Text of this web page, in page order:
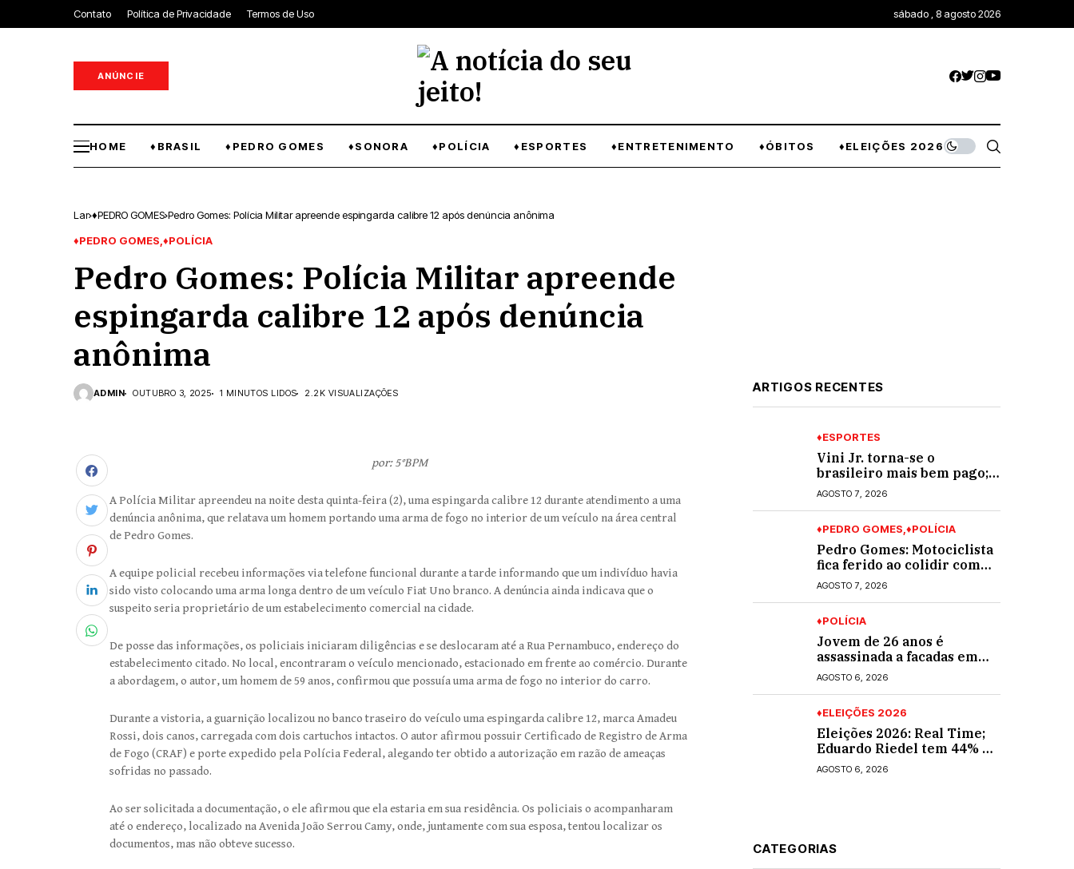
Contato Política de Privacidade Termos de Uso sábado , 8 agosto 2026
ANÚNCIE
HOME ♦BRASIL ♦PEDRO GOMES ♦SONORA ♦POLÍCIA ♦ESPORTES ♦ENTRETENIMENTO ♦ÓBITOS ♦ELEIÇÕES 2026
Lar ♦PEDRO GOMES Pedro Gomes: Polícia Militar apreende espingarda calibre 12 após denúncia anônima
♦PEDRO GOMES ♦POLÍCIA
Pedro Gomes: Polícia Militar apreende
espingarda calibre 12 após denúncia
anônima
ADMIN OUTUBRO 3, 2025 1 MINUTOS LIDOS 2.2K VISUALIZAÇÕES
por: 5°BPM
A Polícia Militar apreendeu na noite desta quinta-feira (2), uma espingarda calibre 12 durante atendimento a uma
denúncia anônima, que relatava um homem portando uma arma de fogo no interior de um veículo na área central
de Pedro Gomes.
A equipe policial recebeu informações via telefone funcional durante a tarde informando que um indivíduo havia
sido visto colocando uma arma longa dentro de um veículo Fiat Uno branco. A denúncia ainda indicava que o
suspeito seria proprietário de um estabelecimento comercial na cidade.
De posse das informações, os policiais iniciaram diligências e se deslocaram até a Rua Pernambuco, endereço do
estabelecimento citado. No local, encontraram o veículo mencionado, estacionado em frente ao comércio. Durante
a abordagem, o autor, um homem de 59 anos, confirmou que possuía uma arma de fogo no interior do carro.
Durante a vistoria, a guarnição localizou no banco traseiro do veículo uma espingarda calibre 12, marca Amadeu
Rossi, dois canos, carregada com dois cartuchos intactos. O autor afirmou possuir Certificado de Registro de Arma
de Fogo (CRAF) e porte expedido pela Polícia Federal, alegando ter obtido a autorização em razão de ameaças
sofridas no passado.
Ao ser solicitada a documentação, o ele afirmou que ela estaria em sua residência. Os policiais o acompanharam
até o endereço, localizado na Avenida João Serrou Camy, onde, juntamente com sua esposa, tentou localizar os
documentos, mas não obteve sucesso.
ARTIGOS RECENTES
♦ESPORTES
Vini Jr. torna-se o
brasileiro mais bem pago;
veja o top 10
AGOSTO 7, 2026
♦PEDRO GOMES ♦POLÍCIA
Pedro Gomes: Motociclista
fica ferido ao colidir com
automóvel na Av. Diva
Araújo; ele não tinha CNH
AGOSTO 7, 2026
♦POLÍCIA
Jovem de 26 anos é
assassinada a facadas em
Rio Verde de Mato Grosso;
suspeito é procurado
AGOSTO 6, 2026
♦ELEIÇÕES 2026
Eleições 2026: Real Time;
Eduardo Riedel tem 44% e
Fábio Trad, 25%, no 1º
turno para o governo do
AGOSTO 6, 2026
CATEGORIAS